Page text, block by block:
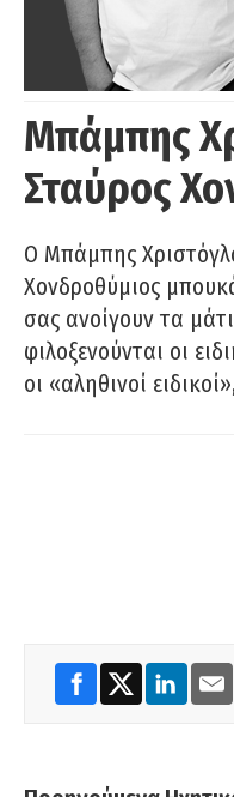
Μπάμπης
Σταύρος
O Μπάμπης
Χονδροθύμιος
σας ανοίγουν τα
φιλοξενούνται οι
οι «αληθινοί